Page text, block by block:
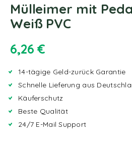
Mülleimer mit
Weiß PVC
6,26 €
14-tägige Geld-zurück Garantie
Schnelle Lieferung aus
Käuferschutz
Beste Qualität
24/7 E-Mail Support